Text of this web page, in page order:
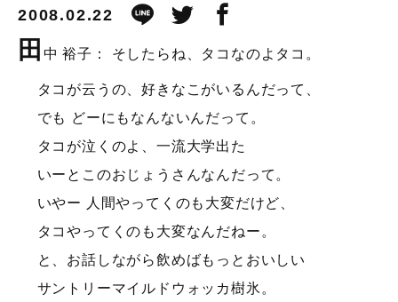
2008.02.22
田 中 裕子： そしたらね、タコなのよタコ。
タコが云うの、好きなこがいるんだって、
でも どーにもなんないんだって。
タコが泣くのよ、一流大学出た
いーとこのおじょうさんなんだって。
いやー 人間やってくのも大変だけど、
タコやってくのも大変なんだねー。
と、お話しながら飲めばもっとおいしい
サントリーマイルドウォッカ樹氷。